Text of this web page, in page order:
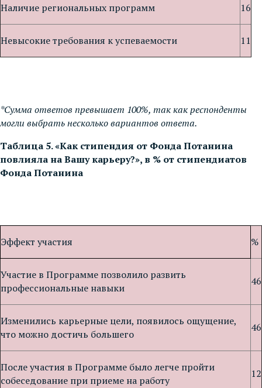
Наличие региональных программ 16
Невысокие требования к успеваемости 11
*Сумма ответов превышает 100%, так как респонденты
могли выбрать несколько вариантов ответа.
Таблица 5. «Как стипендия от Фонда Потанина
повлияла на Вашу карьеру?», в % от стипендиатов
Фонда Потанина
Эффект участия %
Участие в Программе позволило развить
профессиональные навыки
46
Изменились карьерные цели, появилось ощущение,
что можно достичь большего
46
После участия в Программе было легче пройти
собеседование при приеме на работу
12